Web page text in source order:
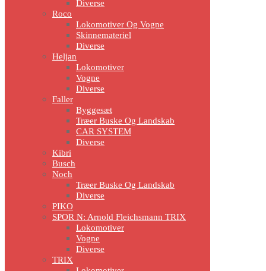
Diverse
Roco
Lokomotiver Og Vogne
Skinnemateriel
Diverse
Heljan
Lokomotiver
Vogne
Diverse
Faller
Byggesæt
Træer Buske Og Landskab
CAR SYSTEM
Diverse
Kibri
Busch
Noch
Træer Buske Og Landskab
Diverse
PIKO
SPOR N: Arnold Fleichsmann TRIX
Lokomotiver
Vogne
Diverse
TRIX